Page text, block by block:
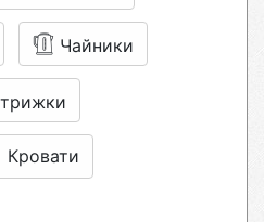
Чайники
Кровати